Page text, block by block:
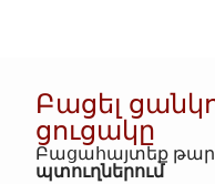
Բացել
ցուցակը
Բացահայտեք
պտուղներում